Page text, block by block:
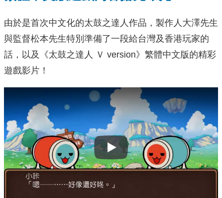
由於是首次中文化的太鼓之達人作品，製作人大澤先生
與監督松本先生特別準備了一段給台灣及香港玩家的
話，以及《太鼓之達人 Ｖ version》繁體中文版的精彩
遊戲影片！
Play